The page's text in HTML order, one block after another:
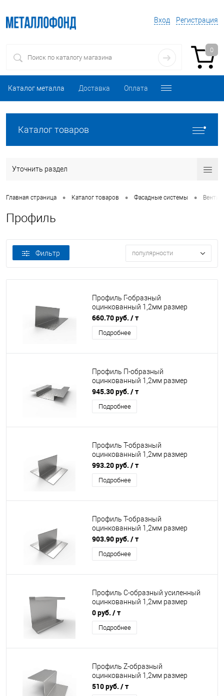
Вход Регистрация
0
Каталог металла Доставка Оплата
Каталог товаров
Уточнить раздел
Главная страница • Каталог товаров • Фасадные системы •
Профиль
Фильтр популярности
Профиль Г-образный
оцинкованный 1,2мм размер
60х40мм 3000мм
660.70 руб. / т
Подробнее
Профиль П-образный
оцинкованный 1,2мм размер
20x80х20мм 3000мм
945.30 руб. / т
Подробнее
Профиль T-образный
оцинкованный 1,2мм размер
65x50мм 3000мм
993.20 руб. / т
Подробнее
Профиль T-образный
оцинкованный 1,2мм размер
65x30мм 3000мм
903.90 руб. / т
Подробнее
Профиль C-образный усиленный
оцинкованный 1,2мм размер
5x20x80мм 3000мм
0 руб. / т
Подробнее
Профиль Z-образный
оцинкованный 1,2мм размер
40x20мм 3000мм
510 руб. / т